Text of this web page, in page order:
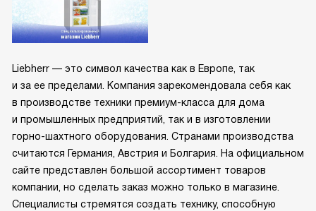
Liebherr — это символ качества как в Европе, так
и за ее пределами. Компания зарекомендовала себя как
в производстве техники премиум-класса для дома
и промышленных предприятий, так и в изготовлении
горно-шахтного оборудования. Странами производства
считаются Германия, Австрия и Болгария. На официальном
сайте представлен большой ассортимент товаров
компании, но сделать заказ можно только в магазине.
Специалисты стремятся создать технику, способную